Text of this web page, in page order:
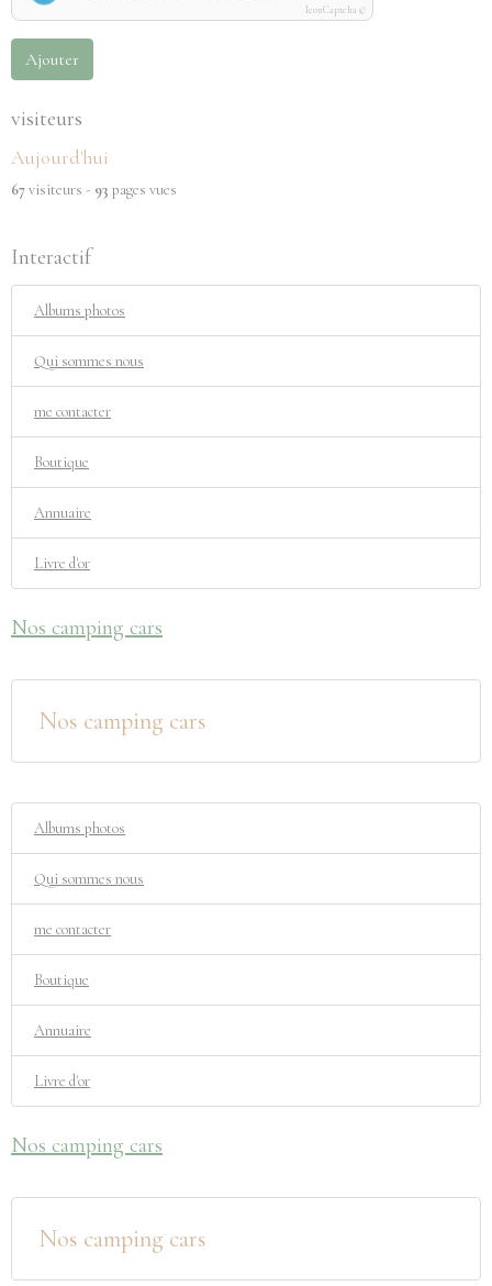
IconCaptcha ©
Ajouter
visiteurs
Aujourd'hui
67visiteurs - 93 pages vues
Interactif
Albums photos
Qui sommes nous
me contacter
Boutique
Annuaire
Livre d'or
Nos camping cars
Nos camping cars
Albums photos
Qui sommes nous
me contacter
Boutique
Annuaire
Livre d'or
Nos camping cars
Nos camping cars